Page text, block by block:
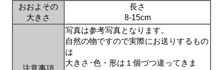
おおよその
大きさ
長さ
8-15cm
注意事項
写真は参考写真となります。
自然の物ですので実際にお送りするもの
は
大きさ･色・形は１個づつ違ってきま